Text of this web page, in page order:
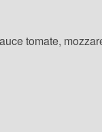
tomate,